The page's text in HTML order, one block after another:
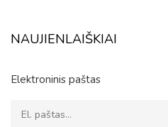
NAUJIENLAIŠKIAI
Elektroninis paštas